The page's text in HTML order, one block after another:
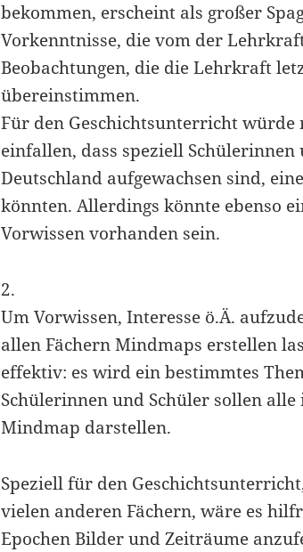
bekommen, erscheint als großer
Vorkenntnisse, die vom der
Beobachtungen, die die Lehrkraft
übereinstimmen.
Für den Geschichtsunterricht
einfallen, dass speziell
Deutschland aufgewachsen sind,
könnten. Allerdings könnte ebenso
Vorwissen vorhanden sein.
2.
Um Vorwissen, Interesse ö.Ä.
allen Fächern Mindmaps erstellen
effektiv: es wird ein bestimmtes
Schülerinnen und Schüler sollen
Mindmap darstellen.
Speziell für den
vielen anderen Fächern, wäre es
Epochen Bilder und Zeiträume